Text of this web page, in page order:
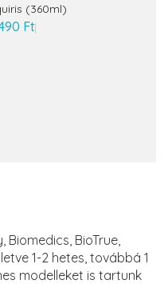
(360ml)
Ft
BioTrue,
1-2 hetes, továbbá 1
modelleket is tartunk